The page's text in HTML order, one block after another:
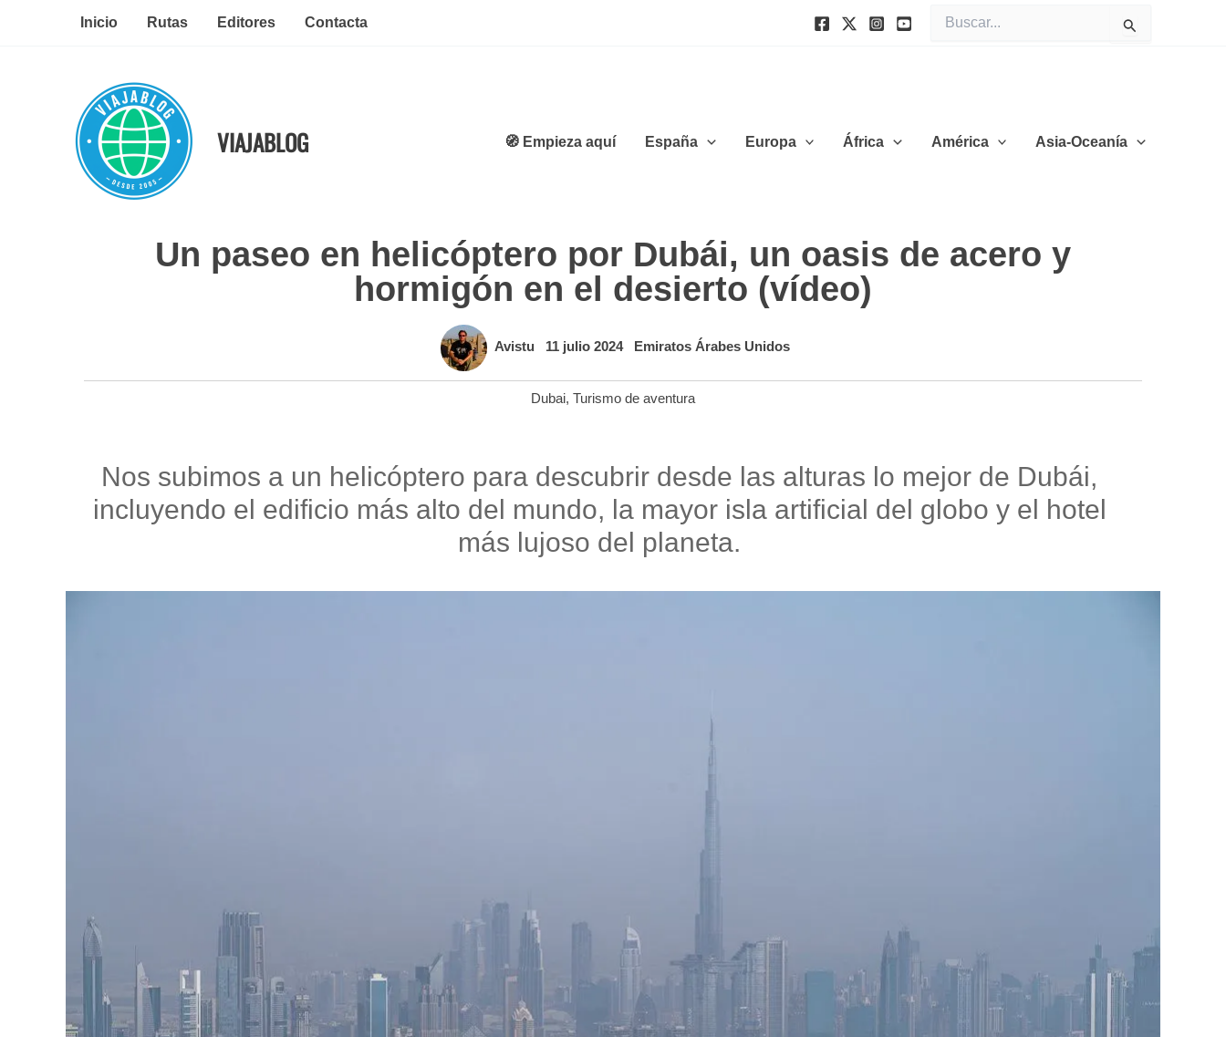
Inicio Rutas Editores Contacta
por:
VIAJABLOG 🧭 Empieza aquí España Europa África América Asia-Oceanía
Un paseo en helicóptero por Dubái, un oasis de acero y
hormigón en el desierto (vídeo)
Avistu 11 julio 2024 Emiratos Árabes Unidos
Dubai, Turismo de aventura
Nos subimos a un helicóptero para descubrir desde las alturas lo mejor de Dubái,
incluyendo el edificio más alto del mundo, la mayor isla artificial del globo y el hotel
más lujoso del planeta.